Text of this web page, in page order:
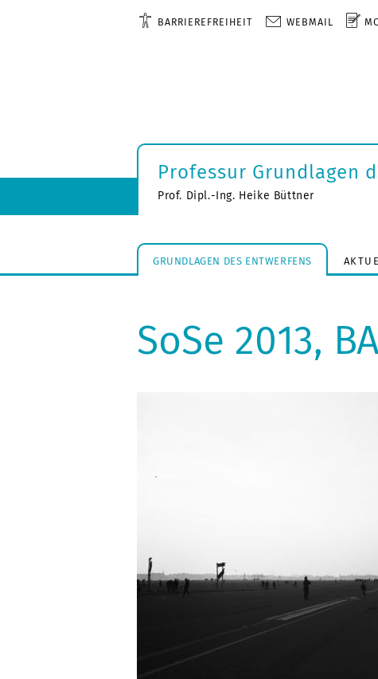
BARRIEREFREIHEIT WEBMAIL
Professur Grundlagen
Prof. Dipl.-Ing. Heike Büttner
GRUNDLAGEN DES ENTWERFENS
SoSe 2013,